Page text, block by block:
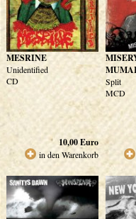
MESRINE
Unidentified
CD
10,00Euro
in den Warenkorb
Split
MCD